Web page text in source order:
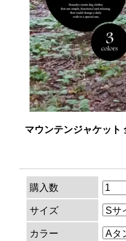
マウンテンジャケッ
購入数
サイズ
カラー